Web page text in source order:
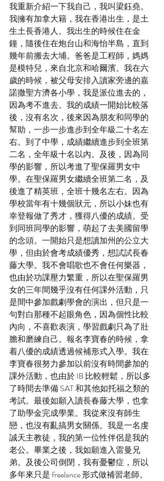
我重新介紹一下我自己，我叫梁鈺堯。
我擁有加拿大籍，我在香港出生，是土
生土長香港人。我出生的時候住在金
鐘，隨後住在炮台山和海怡半島，直到
幾年前搬去大埔。爸爸是工程師，媽媽
是模特兒，來自北京和哈爾濱。我在六
歲的時候，被父母安排入讀家旁邊的嘉
諾撒聖方濟各小學，我是派位進去的，
因為考不進去。我的成績一開始比較落
後，沒有名次，後來因為朋友和同學的
幫助，一步一步進步到全年級二十名左
右。到了中學，成績繼續進步到全班第
二名，全年級十名以內。及後，因為同
學的影響，所以考進了聖保羅男女中
學。在聖保羅男女繼續全班第二名，及
後進了精英班，全班十幾名左右。因為
學校當年有十幾個狀元，所以小妹也有
幸登報做了秀才，獲得八優的成績。受
到同班同學的影響，萌起了去美國留學
的念頭。一開始只是想讀加州的公立大
學，但由於會考成績優秀，想試試長春
藤大學。我不會唱歌也不會任何樂器，
也由於功課壓力繁重，所以在聖保羅男
女的三年間幾乎沒有任何課外活動，只
是間中參加戲劇學會的演出，但只是一
句對白那種不起眼角色，因為個性比較
內向，不喜歡表演，學習戲劇只為了壯
膽和磨練自己。報名李寶春的時候，拿
着八優的成績透過候補形式入學。我在
李寶春很努力參加以前沒有時間參加的
課外活動，也由於 IB 比較輕鬆，所以多
了時間去準備 SAT 和其他如托福之類的
考試。最後如願入讀長春藤大學，也拿
了助學金完成學業。我從來沒有師生
戀，也沒有亂搞男女關係。我是一名虔
誠天主教徒，我的第一位性伴侶是我的
老公。畢業之後，我如願進入雷曼兄
弟。及後公司倒閉，我有憂鬱症，所以
多年來只是 freelance 形式做補習老師。